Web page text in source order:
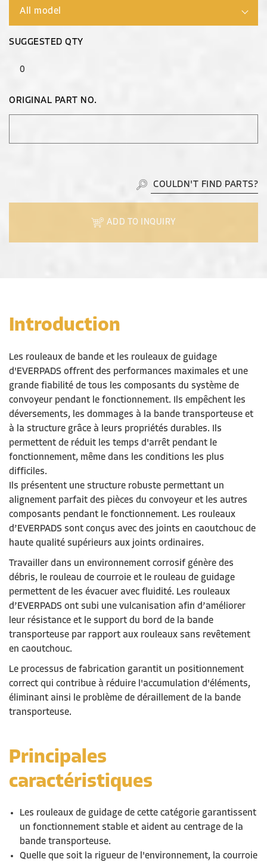
SUGGESTED QTY
0
ORIGINAL PART NO.
COULDN'T FIND PARTS?
ADD TO INQUIRY
Introduction
Les rouleaux de bande et les rouleaux de guidage
d'EVERPADS offrent des performances maximales et une
grande fiabilité de tous les composants du système de
convoyeur pendant le fonctionnement. Ils empêchent les
déversements, les dommages à la bande transporteuse et
à la structure grâce à leurs propriétés durables. Ils
permettent de réduit les temps d'arrêt pendant le
fonctionnement, même dans les conditions les plus
difficiles.
Ils présentent une structure robuste permettant un
alignement parfait des pièces du convoyeur et les autres
composants pendant le fonctionnement. Les rouleaux
d’EVERPADS sont conçus avec des joints en caoutchouc de
haute qualité supérieurs aux joints ordinaires.
Travailler dans un environnement corrosif génère des
débris, le rouleau de courroie et le rouleau de guidage
permettent de les évacuer avec fluidité. Les rouleaux
d’EVERPADS ont subi une vulcanisation afin d’améliorer
leur résistance et le support du bord de la bande
transporteuse par rapport aux rouleaux sans revêtement
en caoutchouc.
Le processus de fabrication garantit un positionnement
correct qui contribue à réduire l'accumulation d'éléments,
éliminant ainsi le problème de déraillement de la bande
transporteuse.
Principales
caractéristiques
Les rouleaux de guidage de cette catégorie garantissent
un fonctionnement stable et aident au centrage de la
bande transporteuse.
Quelle que soit la rigueur de l'environnement, la courroie